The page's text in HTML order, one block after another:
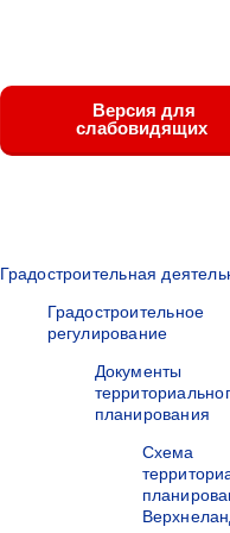
Версия для
слабовидящих
Градостроительная
Градостроительное
регулирование
Документы
планирования
Схема